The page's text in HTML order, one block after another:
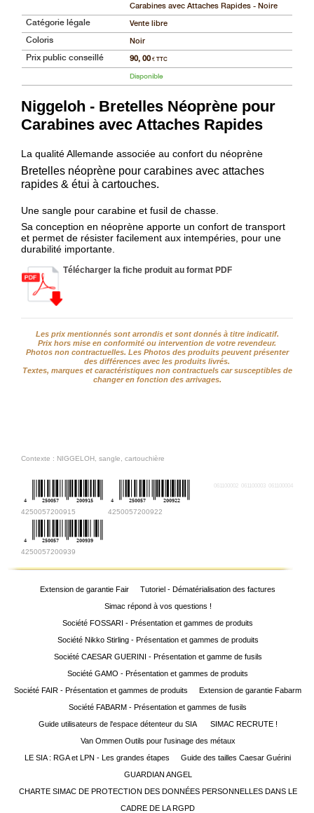
mon
panier
Acheter
à
nouveau
Modifiez
vos
de compte
Commandes
web
Mes
documents
Service
après
C.G.V.
Nous
Carabines avec Attaches Rapides - Noire
Catégorie légale Vente libre
Coloris Noir
Prix public conseillé 90, 00€ TTC
Disponible
Niggeloh - Bretelles Néoprène pour
Carabines avec Attaches Rapides
La qualité Allemande associée au confort du néoprène
Bretelles néoprène pour carabines avec attaches
rapides & étui à cartouches.
Une sangle pour carabine et fusil de chasse.
Sa conception en néoprène apporte un confort de transport
et permet de résister facilement aux intempéries, pour une
durabilité importante.
Télécharger la fiche produit au format PDF
Les prix mentionnés sont arrondis et sont donnés à titre indicatif.
Prix hors mise en conformité ou intervention de votre revendeur.
Photos non contractuelles. Les Photos des produits peuvent présenter
des différences avec les produits livrés.
Textes, marques et caractéristiques non contractuels car susceptibles de
changer en fonction des arrivages.
Contexte : NIGGELOH, sangle, cartouchière
061100002 061100003 061100004
4 250057 200915
4250057200915
4 250057 200922
4250057200922
4 250057 200939
4250057200939
Extension de garantie Fair
Tutoriel - Dématérialisation des factures
Simac répond à vos questions !
Société FOSSARI - Présentation et gammes de produits
Société Nikko Stirling - Présentation et gammes de produits
Société CAESAR GUERINI - Présentation et gamme de fusils
Société GAMO - Présentation et gammes de produits
Société FAIR - Présentation et gammes de produits
Extension de garantie Fabarm
Société FABARM - Présentation et gammes de fusils
Guide utilisateurs de l'espace détenteur du SIA
SIMAC RECRUTE !
Van Ommen Outils pour l'usinage des métaux
LE SIA : RGA et LPN - Les grandes étapes
Guide des tailles Caesar Guérini
GUARDIAN ANGEL
CHARTE SIMAC DE PROTECTION DES DONNÉES PERSONNELLES DANS LE
CADRE DE LA RGPD